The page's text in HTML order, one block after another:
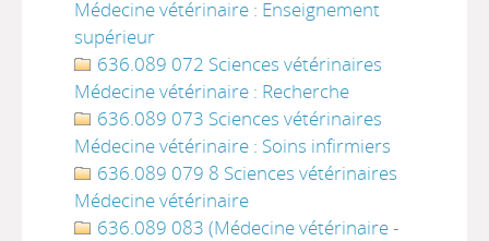
Médecine vétérinaire : Enseignement
supérieur
636.089 072 Sciences vétérinaires
Médecine vétérinaire : Recherche
636.089 073 Sciences vétérinaires
Médecine vétérinaire : Soins infirmiers
636.089 079 8 Sciences vétérinaires
Médecine vétérinaire
636.089 083 (Médecine vétérinaire -